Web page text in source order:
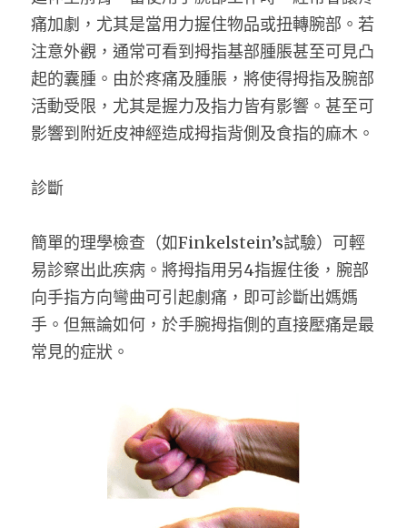
痛加劇，尤其是當用力握住物品或扭轉腕部。若
注意外觀，通常可看到拇指基部腫脹甚至可見凸
起的囊腫。由於疼痛及腫脹，將使得拇指及腕部
活動受限，尤其是握力及指力皆有影響。甚至可
影響到附近皮神經造成拇指背側及食指的麻木。
診斷
簡單的理學檢查（如Finkelstein’s試驗）可輕
易診察出此疾病。將拇指用另4指握住後，腕部
向手指方向彎曲可引起劇痛，即可診斷出媽媽
手。但無論如何，於手腕拇指側的直接壓痛是最
常見的症狀。